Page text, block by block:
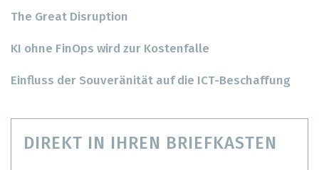
The Great Disruption
KI ohne FinOps wird zur Kostenfalle
Einfluss der Souveränität auf die ICT-Beschaffung
DIREKT IN IHREN BRIEFKASTEN